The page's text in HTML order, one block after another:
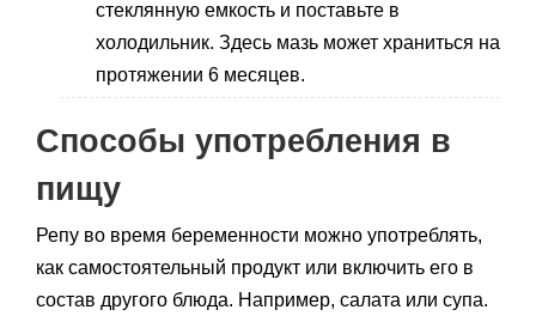
стеклянную емкость и поставьте в
холодильник. Здесь мазь может храниться на
протяжении 6 месяцев.
Способы употребления в
пищу
Репу во время беременности можно употреблять,
как самостоятельный продукт или включить его в
состав другого блюда. Например, салата или супа.